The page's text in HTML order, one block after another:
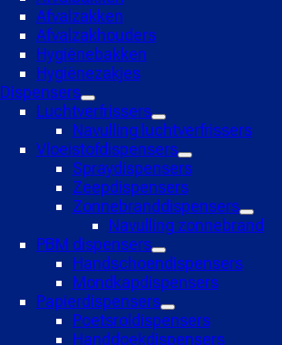
Afvalzakken
Afvalzakhouders
Hygiënebakken
Hygiënezakjes
Dispensers
Luchtverfrissers
Navulling luchtverfrissers
Vloeistofdispensers
Spraydispensers
Zeepdispensers
Zonnebranddispensers
Navulling zonnebrand
PBM dispensers
Handschoendispensers
Mondkapdispensers
Papierdispensers
Poetsroldispensers
Handdoekdispensers